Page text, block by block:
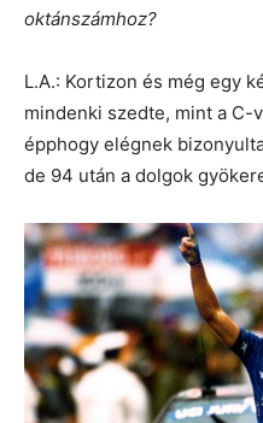
oktánszámhoz?
L.A.: Kortizon és még egy
mindenki szedte, mint a C-
épphogy elégnek
de 94 után a dolgok